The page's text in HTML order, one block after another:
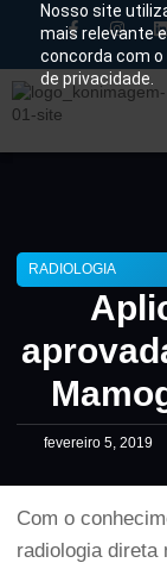
Nosso site
mais relevante
concorda com
de privacidade.
RADIOLOGIA
fevereiro 5, 2019
Com o
radiologia direta